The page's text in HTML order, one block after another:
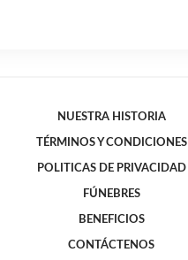
NUESTRA HISTORIA
TÉRMINOS Y CONDICIONES
POLITICAS DE PRIVACIDAD
FÚNEBRES
BENEFICIOS
CONTÁCTENOS